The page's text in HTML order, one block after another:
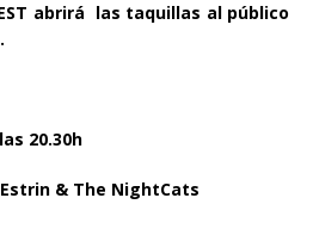
abrirá las taquillas al público
20.30h
& The NightCats